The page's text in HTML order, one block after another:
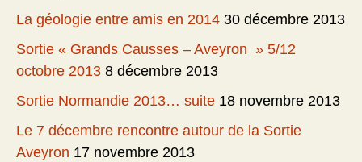
La géologie entre amis en 2014 30 décembre 2013
Sortie « Grands Causses – Aveyron » 5/12
octobre 2013 8 décembre 2013
Sortie Normandie 2013… suite 18 novembre 2013
Le 7 décembre rencontre autour de la Sortie
Aveyron 17 novembre 2013